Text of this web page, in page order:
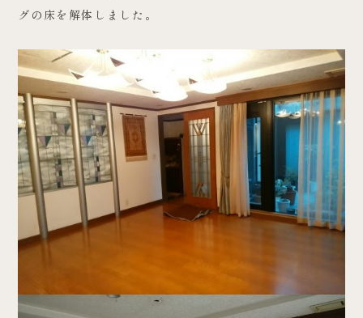
グの床を解体しました。